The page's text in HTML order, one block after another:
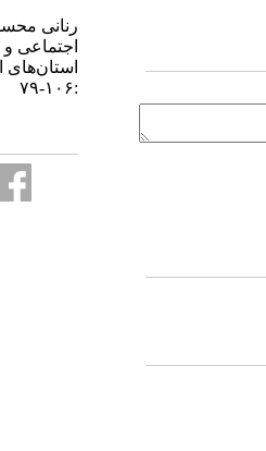
رنانی
اجتماعی
:۱۰۶-۷۹